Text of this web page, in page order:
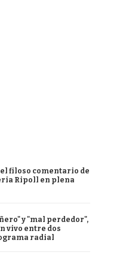
el filoso comentario de
Ripoll en plena
y "mal perdedor",
vivo entre dos
radial